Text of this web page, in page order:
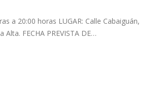
a 20:00 horas LUGAR: Calle Cabaiguán,
Alta. FECHA PREVISTA DE…